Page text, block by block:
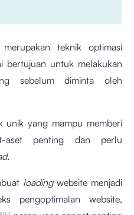
merupakan teknik optimasi
bertujuan untuk melakukan
sebelum diminta oleh
unik yang mampu memberi
aset penting dan perlu
.
loadingwebsite menjadi
pengoptimalan website,